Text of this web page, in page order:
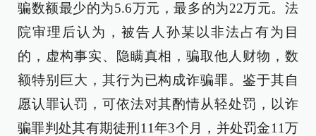
骗数额最少的为5.6万元，最多的为22万元。法
院审理后认为，被告人孙某以非法占有为目
的，虚构事实、隐瞒真相，骗取他人财物，数
额特别巨大，其行为已构成诈骗罪。鉴于其自
愿认罪认罚，可依法对其酌情从轻处罚，以诈
骗罪判处其有期徒刑11年3个月，并处罚金11万